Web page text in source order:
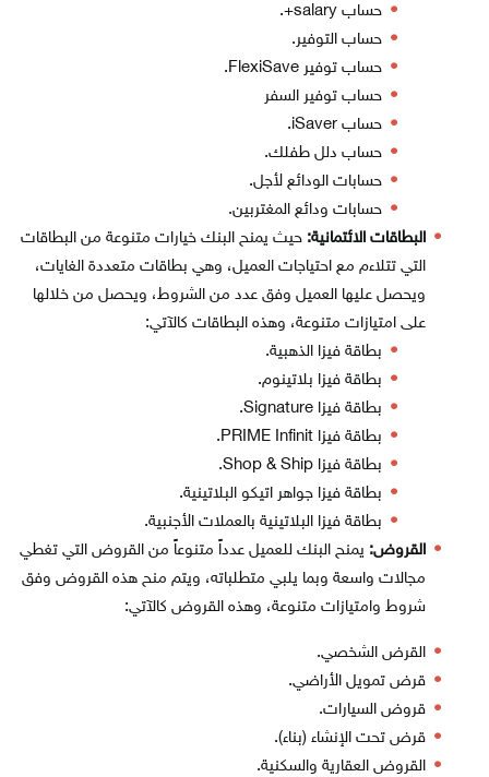
حساب salary+.
حساب التوفير.
حساب توفير FlexiSave.
حساب توفير السفر
حساب iSaver.
حساب دلل طفلك.
حسابات الودائع لأجل.
حسابات ودائع المغتربين.
البطاقات الائتمانية: حيث يمنح البنك خيارات متنوعة من البطاقات
التي تتلاءم مع احتياجات العميل، وهي بطاقات متعددة الغايات،
ويحصل عليها العميل وفق عدد من الشروط، ويحصل من خلالها
على امتيازات متنوعة، وهذه البطاقات كالآتي:
بطاقة فيزا الذهبية.
بطاقة فيزا بلاتينوم.
بطاقة فيزا Signature.
بطاقة فيزا PRIME Infinit.
بطاقة فيزا Shop & Ship.
بطاقة فيزا جواهر اتيكو البلاتينية.
بطاقة فيزا البلاتينية بالعملات الأجنبية.
القروض: يمنح البنك للعميل عدداً متنوعاً من القروض التي تغطي
مجالات واسعة وبما يلبي متطلباته، ويتم منح هذه القروض وفق
شروط وامتيازات متنوعة، وهذه القروض كالآتي:
القرض الشخصي.
قرض تمويل الأراضي.
قروض السيارات.
قرض تحت الإنشاء (بناء).
القروض العقارية والسكنية.